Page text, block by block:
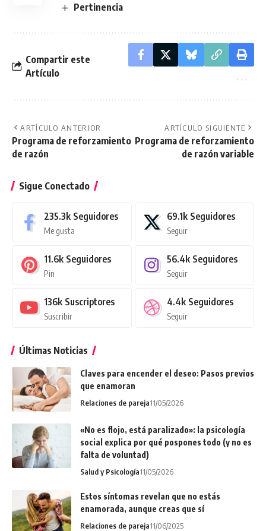
Pertinencia
Compartir este
Artículo
ARTÍCULO ANTERIOR
Programa de reforzamiento
de razón
ARTÍCULO SIGUIENTE
Programa de reforzamiento
de razón variable
Sigue Conectado
235.3k Seguidores
Me gusta
69.1k Seguidores
Seguir
11.6k Seguidores
Pin
56.4k Seguidores
Seguir
136k Suscriptores
Suscribir
4.4k Seguidores
Seguir
Últimas Noticias
Claves para encender el deseo: Pasos previos
que enamoran
Relaciones de pareja11/05/2026
«No es flojo, está paralizado»: la psicología
social explica por qué pospones todo (y no es
falta de voluntad)
Salud y Psicología11/05/2026
Estos síntomas revelan que no estás
enamorada, aunque creas que sí
Relaciones de pareja11/06/2025